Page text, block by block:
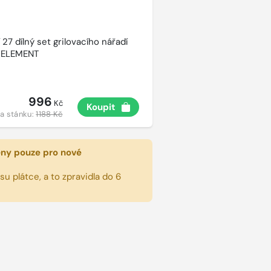
27 dílný set grilovacího nářadí
996 Kč
stánku:1188 Kč
Koupit
pouze pro nové
plátce, a to zpravidla do 6